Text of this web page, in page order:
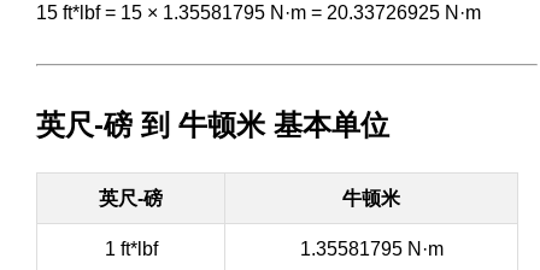
15 ft*lbf = 15 × 1.35581795 N·m = 20.33726925 N·m
英尺-磅 到 牛顿米 基本单位
英尺-磅 牛顿米
1 ft*lbf 1.35581795 N·m